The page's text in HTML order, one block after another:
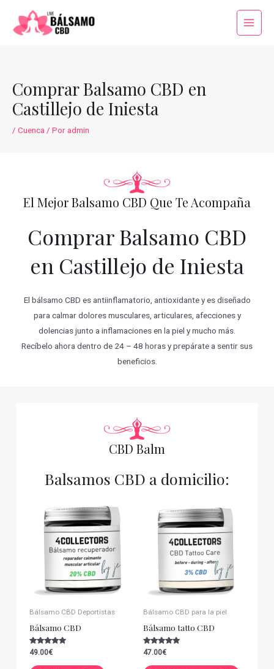
contenido
Main
Comprar Balsamo CBD en
Castillejo de Iniesta
/ Cuenca / Poradmin
El Mejor Balsamo CBD Que Te Acompaña
Comprar Balsamo CBD
en Castillejo de Iniesta
El bálsamo CBD es antiinflamatorio, antioxidante y es diseñado
para calmar dolores musculares, articulares, afecciones y
dolencias junto a inflamaciones en la piel y mucho más.
Recíbelo ahora dentro de 24 – 48 horas y prepárate a sentir sus
beneficios.
CBD Balm
Balsamos CBD a domicilio:
Bálsamo CBD Deportistas
Bálsamo CBD
Valorado con
de 5
49.00€
Bálsamo CBD para la piel
Bálsamo tatto CBD
Valorado con
de 5
47.00€